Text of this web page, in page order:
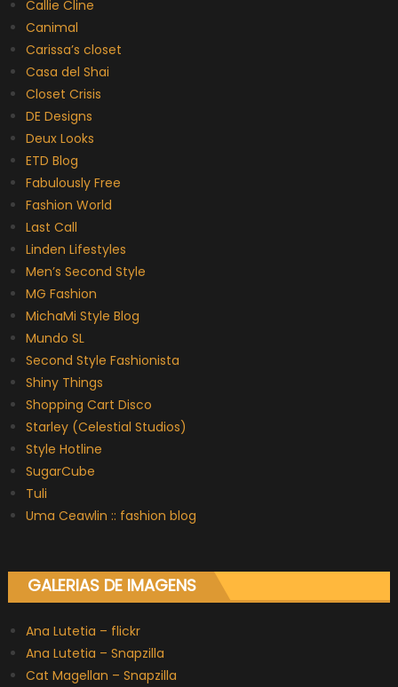
Callie Cline
Canimal
Carissa’s closet
Casa del Shai
Closet Crisis
DE Designs
Deux Looks
ETD Blog
Fabulously Free
Fashion World
Last Call
Linden Lifestyles
Men’s Second Style
MG Fashion
MichaMi Style Blog
Mundo SL
Second Style Fashionista
Shiny Things
Shopping Cart Disco
Starley (Celestial Studios)
Style Hotline
SugarCube
Tuli
Uma Ceawlin :: fashion blog
GALERIAS DE IMAGENS
Ana Lutetia – flickr
Ana Lutetia – Snapzilla
Cat Magellan – Snapzilla